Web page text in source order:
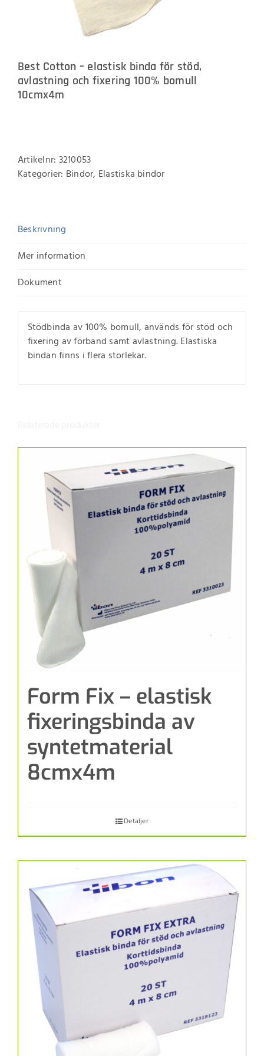
Best Cotton – elastisk binda för stöd,
avlastning och fixering 100% bomull
10cmx4m
Artikelnr: 3210053
Kategorier: Bindor, Elastiska bindor
Beskrivning
Mer information
Dokument
Stödbinda av 100% bomull, används för stöd och
fixering av förband samt avlastning. Elastiska
bindan finns i flera storlekar.
Form Fix – elastisk
fixeringsbinda av
syntetmaterial
8cmx4m
Detaljer